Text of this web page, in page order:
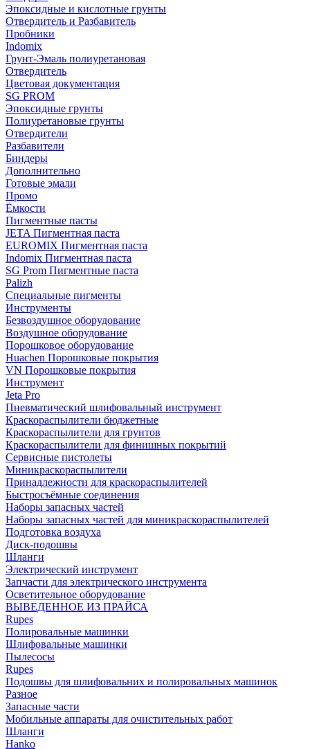
Эпоксидные и кислотные грунты
Отвердитель и Разбавитель
Пробники
Indomix
Грунт-Эмаль полиуретановая
Отвердитель
Цветовая документация
SG PROM
Эпоксидные грунты
Полиуретановые грунты
Отвердители
Разбавители
Биндеры
Дополнительно
Готовые эмали
Промо
Ёмкости
Пигментные пасты
JETA Пигментная паста
EUROMIX Пигментная паста
Indomix Пигментная паста
SG Prom Пигментные паста
Palizh
Специальные пигменты
Инструменты
Безвоздушное оборудование
Воздушное оборудование
Порошковое оборудование
Huachen Порошковые покрытия
VN Порошковые покрытия
Инструмент
Jeta Pro
Пневматический шлифовальный инструмент
Краскораспылители бюджетные
Краскораспылители для грунтов
Краскораспылители для финишных покрытий
Сервисные пистолеты
Миникраскораспылители
Принадлежности для краскораспылителей
Быстросъёмные соединения
Наборы запасных частей
Наборы запасных частей для миникраскораспылителей
Подготовка воздуха
Диск-подошвы
Шланги
Электрический инструмент
Запчасти для электрического инструмента
Осветительное оборудование
ВЫВЕДЕННОЕ ИЗ ПРАЙСА
Rupes
Полировальные машинки
Шлифовальные машинки
Пылесосы
Rupes
Подошвы для шлифовальних и полировальных машинок
Разное
Запасные части
Мобильные аппараты для очистительных работ
Шланги
Hanko